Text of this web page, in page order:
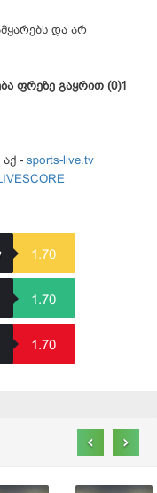
და არ
ფრეზე გაყრით (0)1
- sports-live.tv
1.70
1.70
1.70
‹ ›